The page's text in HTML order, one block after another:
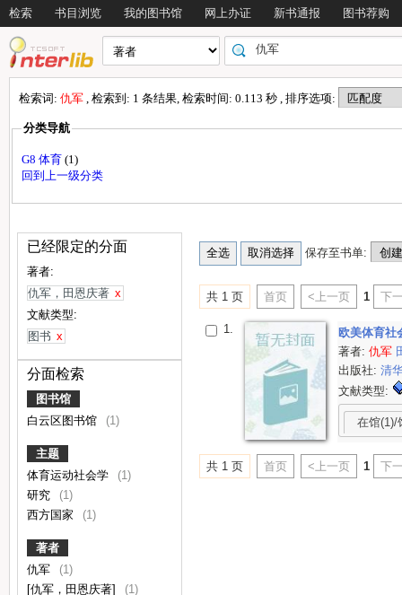
检索 书目浏览 我的图书馆 网上办证 新书通报 图书荐购
检索词: 仇军 , 检索到: 1 条结果, 检索时间: 0.113 秒 , 排序选项:
分类导航
G8 体育 (1)
回到上一级分类
已经限定的分面
著者:
仇军，田恩庆著 x
文献类型:
图书 x
分面检索
图书馆
白云区图书馆
(1)
主题
体育运动社会学
(1)
研究
(1)
西方国家
(1)
著者
仇军
(1)
[仇军，田恩庆著]
(1)
保存至书单:
共 1 页 首页 <上一页 1 下
1.
欧美体育
著者:仇军
出版社:清
文献类型:
在馆(1)/
共 1 页 首页 <上一页 1 下